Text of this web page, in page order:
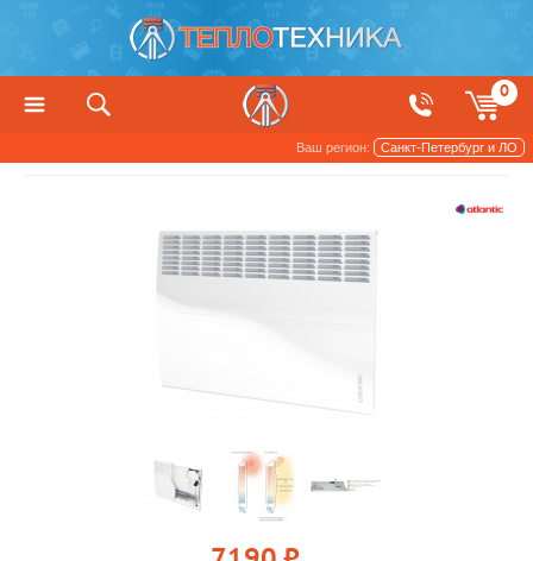
0
Ваш регион: Санкт-Петербург и ЛО
руб.